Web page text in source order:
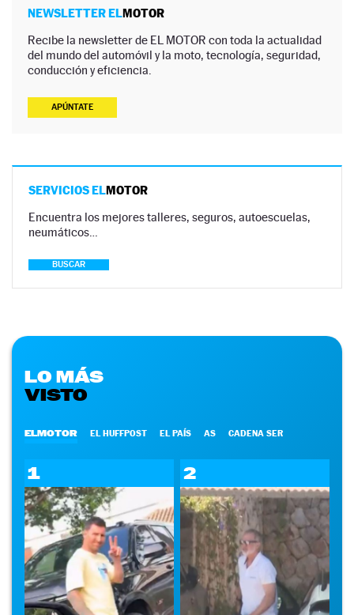
NEWSLETTER ELMOTOR
Recibe la newsletter de EL MOTOR con toda la actualidad
del mundo del automóvil y la moto, tecnología, seguridad,
conducción y eficiencia.
APÚNTATE
SERVICIOS ELMOTOR
Encuentra los mejores talleres, seguros, autoescuelas,
neumáticos…
BUSCAR
LO MÁS
VISTO
ELMOTOR EL HUFFPOST EL PAÍS AS CADENA SER
1 2